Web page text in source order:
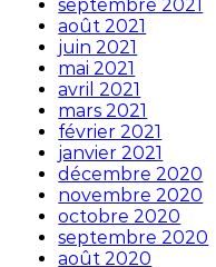
septembre 2021
août 2021
juin 2021
mai 2021
avril 2021
mars 2021
février 2021
janvier 2021
décembre 2020
novembre 2020
octobre 2020
septembre 2020
août 2020